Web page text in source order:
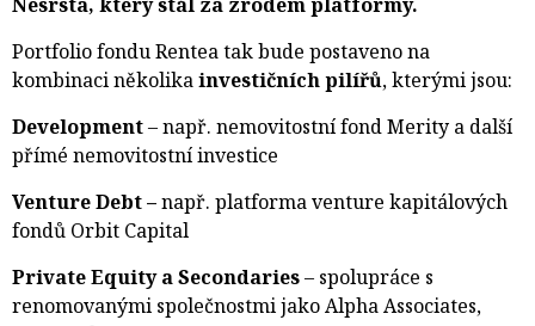
Portfolio fondu Rentea tak bude postaveno na
kombinaci několikainvestičních pilířů, kterými jsou:
Development– např. nemovitostní fond Merity a další
přímé nemovitostní investice
Venture Debt –např. platforma venture kapitálových
fondů Orbit Capital
Private Equity a Secondaries– spolupráce s
renomovanými společnostmi jako Alpha Associates,